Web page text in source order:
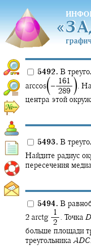
«
«
5492. В
arccos‍⎹‍−‍
‍ 161
‍ 289 ⎺.
центра этой
5493. В
Найдите радиус
пересечения
5494. В
2 arctg ‍
‍ 1
‍ 2
. Точка D
больше площади
треугольника ADC.